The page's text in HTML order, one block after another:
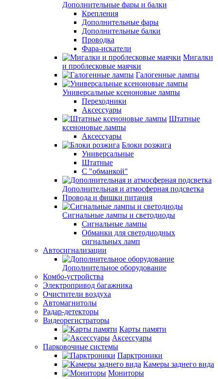
Дополнительные фары и балки
Крепления
Дополнительные фары
Дополнительные балки
Проводка
Фара-искатели
Мигалки
и проблесковые маячки
Галогенные лампы
Универсальные ксеноновые лампы
Переходники
Аксессуары
Штатные
ксеноновые лампы
Аксессуары
Блоки розжига
Универсальные
Штатные
С "обманкой"
Дополнительная и атмосферная подсветка
Провода и фишки питания
Cигнальные лампы и светодиоды
Сигнальные лампы
Обманки для светодиодных
сигнальных ламп
Автосигнализации
Дополнительное оборудование
Комбо-устройства
Электропривод багажника
Очистители воздуха
Автомагнитолы
Радар-детекторы
Видеорегистраторы
Карты памяти
Аксессуары
Парковочные системы
Парктроники
Камеры заднего вида
Мониторы